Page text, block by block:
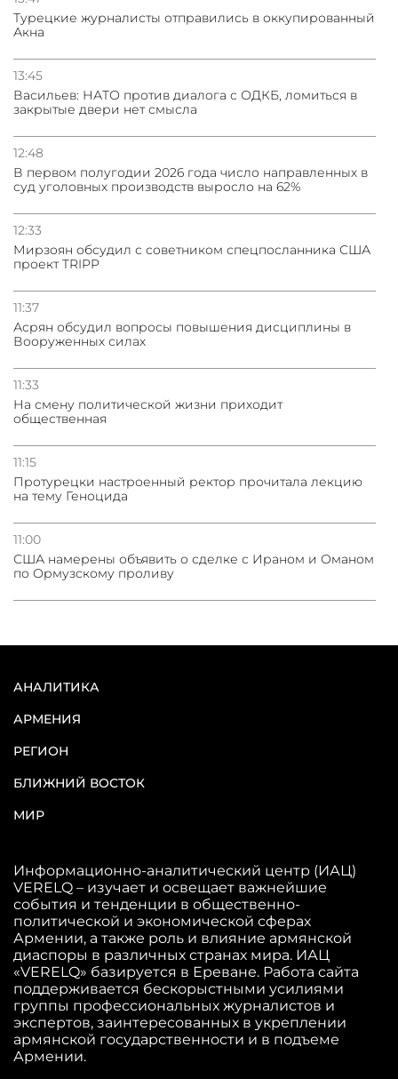
Турецкие журналисты отправились в оккупированный
Акна
13:45
Васильев: НАТО против диалога с ОДКБ, ломиться в
закрытые двери нет смысла
12:48
В первом полугодии 2026 года число направленных в
суд уголовных производств выросло на 62%
12:33
Мирзоян обсудил с советником спецпосланника США
проект TRIPP
11:37
Асрян обсудил вопросы повышения дисциплины в
Вооруженных силах
11:33
На смену политической жизни приходит
общественная
11:15
Протурецки настроенный ректор прочитала лекцию
на тему Геноцида
11:00
США намерены объявить о сделке с Ираном и Оманом
по Ормузскому проливу
АНАЛИТИКА
АРМЕНИЯ
РЕГИОН
БЛИЖНИЙ ВОСТОК
МИР
Информационно-аналитический центр (ИАЦ)
VERELQ – изучает и освещает важнейшие
события и тенденции в общественно-
политической и экономической сферах
Армении, а также роль и влияние армянской
диаспоры в различных странах мира. ИАЦ
«VERELQ» базируется в Ереване. Работа сайта
поддерживается бескорыстными усилиями
группы профессиональных журналистов и
экспертов, заинтересованных в укреплении
армянской государственности и в подъеме
Армении.